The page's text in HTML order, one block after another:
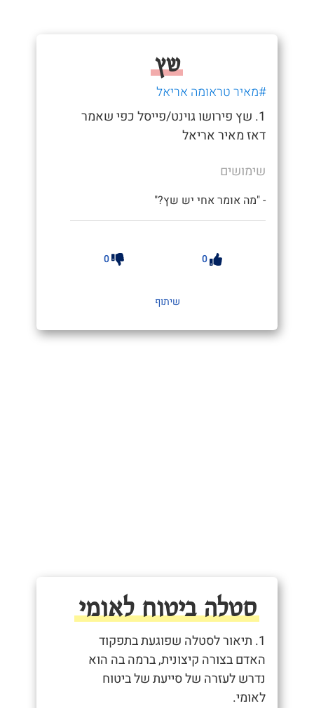
שץ
#מאיר טראומה אריאל
1. שץ פירושו גוינט/פייסל כפי שאמר
דאז מאיר אריאל
שימושים
- "מה אומר אחי יש שץ?"
0
0
שיתוף
סטלה ביטוח לאומי
1. תיאור לסטלה שפוגעת בתפקוד
האדם בצורה קיצונית, ברמה בה הוא
נדרש לעזרה של סייעת של ביטוח
לאומי.